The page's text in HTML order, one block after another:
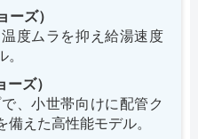
ーズ）
度ムラを抑え給湯速度
ズ）
、小世帯向けに配管ク
備えた高性能モデル。